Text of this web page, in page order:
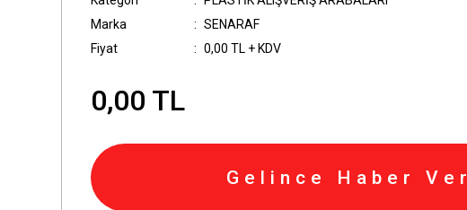
Marka
SENARAF
Fiyat
0,00 TL + KDV
0,00 TL
Gelince Haber Ver